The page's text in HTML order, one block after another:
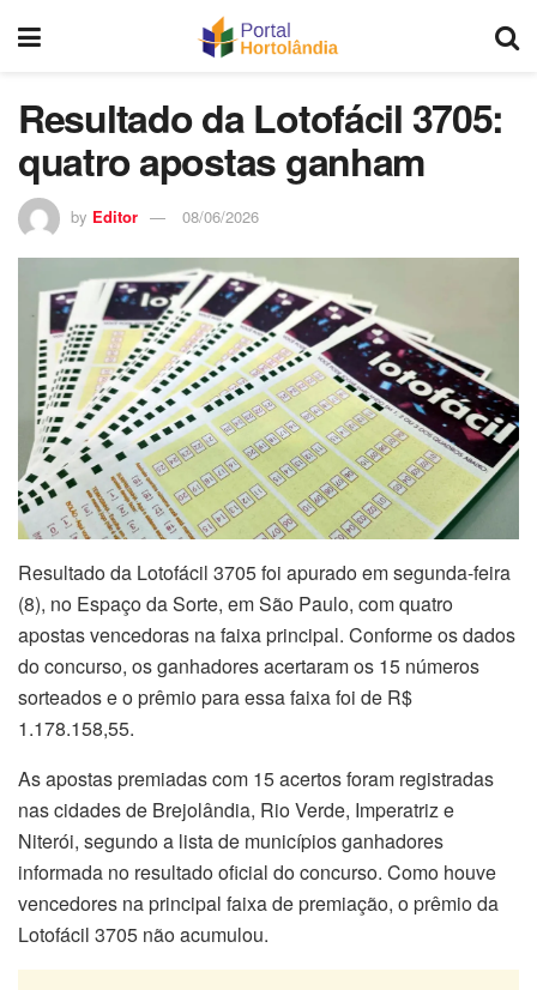
Resultado da Lotofácil 3705:
quatro apostas ganham
by Editor 08/06/2026
Resultado da Lotofácil 3705 foi apurado em segunda-feira
(8), no Espaço da Sorte, em São Paulo, com quatro
apostas vencedoras na faixa principal. Conforme os dados
do concurso, os ganhadores acertaram os 15 números
sorteados e o prêmio para essa faixa foi de R$
1.178.158,55.
As apostas premiadas com 15 acertos foram registradas
nas cidades de Brejolândia, Rio Verde, Imperatriz e
Niterói, segundo a lista de municípios ganhadores
informada no resultado oficial do concurso. Como houve
vencedores na principal faixa de premiação, o prêmio da
Lotofácil 3705 não acumulou.